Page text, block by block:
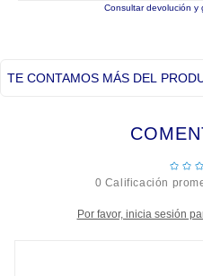
Consultar devolución y
TE CONTAMOS MÁS DEL
☆☆
0 Calificación
Por favor, inicia sesión